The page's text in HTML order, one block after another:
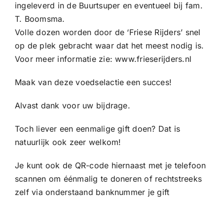
ingeleverd in de Buurtsuper en eventueel bij fam.
T. Boomsma.
Volle dozen worden door de ‘Friese Rijders’ snel
op de plek gebracht waar dat het meest nodig is.
Voor meer informatie zie: www.frieserijders.nl
Maak van deze voedselactie een succes!
Alvast dank voor uw bijdrage.
Toch liever een eenmalige gift doen? Dat is
natuurlijk ook zeer welkom!
Je kunt ook de QR-code hiernaast met je telefoon
scannen om éénmalig te doneren of rechtstreeks
zelf via onderstaand banknummer je gift